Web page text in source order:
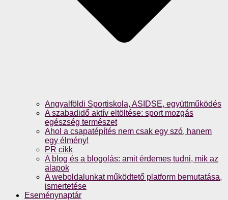
Angyalföldi Sportiskola, ASIDSE, együttműködés
A szabadidő aktív eltöltése: sport mozgás
egészség természet
Ahol a csapatépítés nem csak egy szó, hanem
egy élmény!
PR cikk
A blog és a blogolás: amit érdemes tudni, mik az
alapok
A weboldalunkat működtető platform bemutatása,
ismertetése
Eseménynaptár